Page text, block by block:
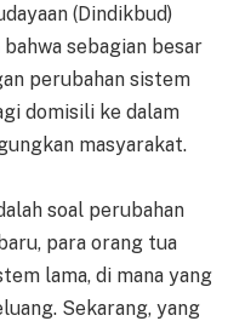
(Dindikbud)
sebagian besar
perubahan sistem
domisili ke dalam
masyarakat.
soal perubahan
para orang tua
lama, di mana yang
Sekarang, yang